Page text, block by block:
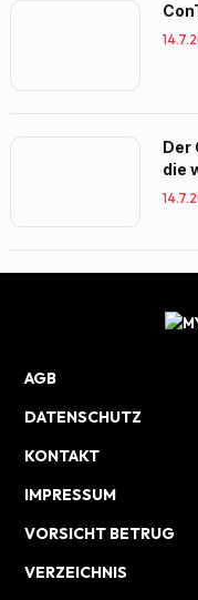
Der
die
AGB
DATENSCHUTZ
KONTAKT
IMPRESSUM
VORSICHT BETRUG
VERZEICHNIS